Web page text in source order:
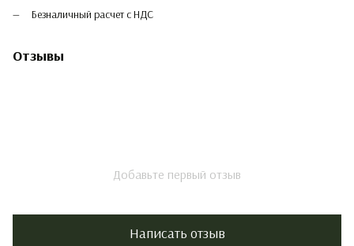
Безналичный расчет с НДС
Отзывы
Добавьте первый отзыв
Написать отзыв